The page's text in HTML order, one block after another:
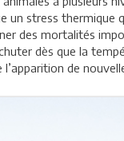
un stress thermique
des mortalités
dès que la
de